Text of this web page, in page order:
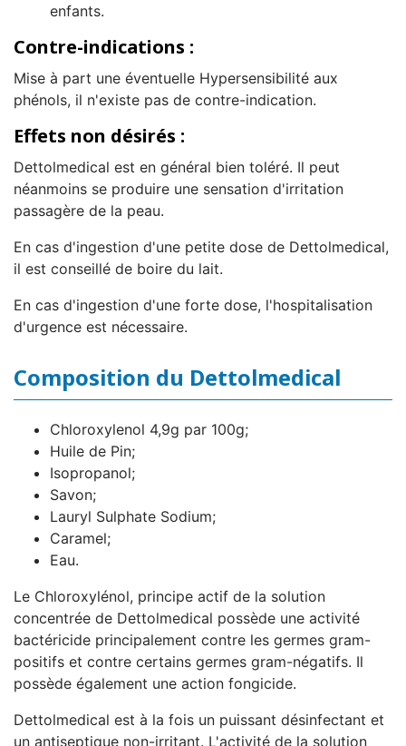
enfants.
Contre-indications :
Mise à part une éventuelle Hypersensibilité aux
phénols, il n'existe pas de contre-indication.
Effets non désirés :
Dettolmedical est en général bien toléré. Il peut
néanmoins se produire une sensation d'irritation
passagère de la peau.
En cas d'ingestion d'une petite dose de Dettolmedical,
il est conseillé de boire du lait.
En cas d'ingestion d'une forte dose, l'hospitalisation
d'urgence est nécessaire.
Composition du Dettolmedical
Chloroxylenol 4,9g par 100g;
Huile de Pin;
Isopropanol;
Savon;
Lauryl Sulphate Sodium;
Caramel;
Eau.
Le Chloroxylénol, principe actif de la solution
concentrée de Dettolmedical possède une activité
bactéricide principalement contre les germes gram-
positifs et contre certains germes gram-négatifs. Il
possède également une action fongicide.
Dettolmedical est à la fois un puissant désinfectant et
un antiseptique non-irritant. L'activité de la solution